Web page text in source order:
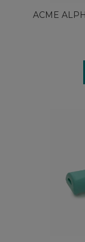
ACME